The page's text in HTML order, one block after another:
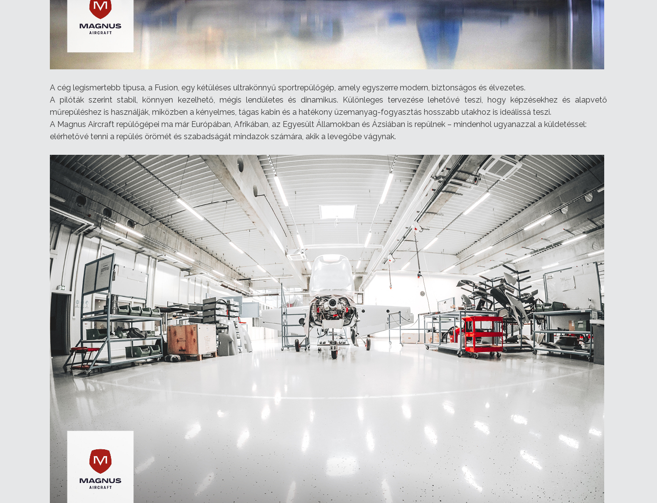
A cég legismertebb típusa, a Fusion, egy kétüléses ultrakönnyű sportrepülőgép, amely egyszerre modern, biztonságos és élvezetes.
A pilóták szerint stabil, könnyen kezelhető, mégis lendületes és dinamikus. Különleges tervezése lehetővé teszi, hogy képzésekhez és alapvető
műrepüléshez is használják, miközben a kényelmes, tágas kabin és a hatékony üzemanyag-fogyasztás hosszabb utakhoz is ideálissá teszi.
A Magnus Aircraft repülőgépei ma már Európában, Afrikában, az Egyesült Államokban és Ázsiában is repülnek – mindenhol ugyanazzal a küldetéssel:
elérhetővé tenni a repülés örömét és szabadságát mindazok számára, akik a levegőbe vágynak.